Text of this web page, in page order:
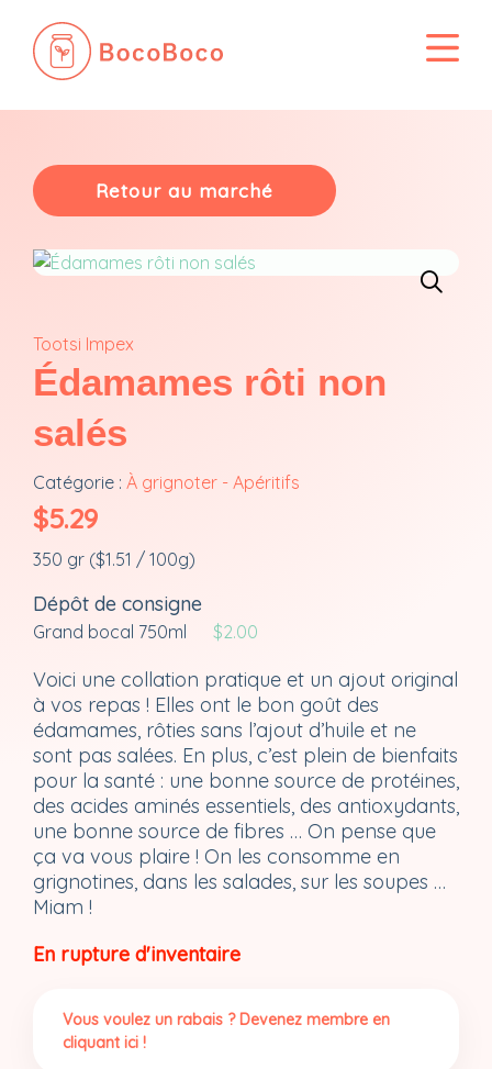
contenu
Retour au marché
Tootsi Impex
Édamames rôti non
salés
Catégorie : À grignoter - Apéritifs
$5.29
350 gr ($1.51 / 100g)
Dépôt de consigne
Grand bocal 750ml $2.00
Voici une collation pratique et un ajout original
à vos repas ! Elles ont le bon goût des
édamames, rôties sans l’ajout d’huile et ne
sont pas salées. En plus, c’est plein de bienfaits
pour la santé : une bonne source de protéines,
des acides aminés essentiels, des antioxydants,
une bonne source de fibres … On pense que
ça va vous plaire ! On les consomme en
grignotines, dans les salades, sur les soupes …
Miam !
En rupture d'inventaire
Vous voulez un rabais ? Devenez membre en
cliquant ici !